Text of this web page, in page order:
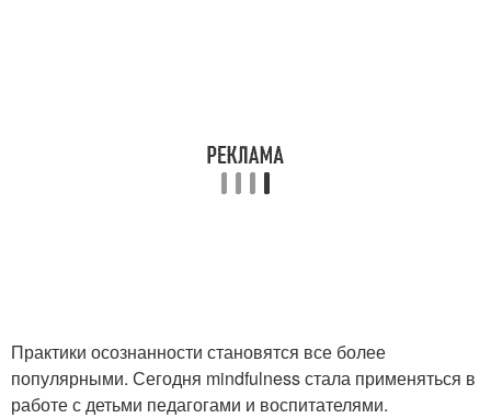
Практики осознанности становятся все более
популярными. Сегодня mindfulness стала применяться в
работе с детьми педагогами и воспитателями.